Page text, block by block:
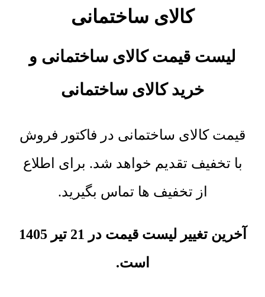
کالای ساختمانی
لیست قیمت کالای ساختمانی و
خریدکالای ساختمانی
قیمت کالای ساختمانی در فاکتور فروش
با تخفیف تقدیم خواهد شد. برای اطلاع
از تخفیف ها تماس بگیرید.
آخرین تغییر لیست قیمت در 21 تیر 1405
است.